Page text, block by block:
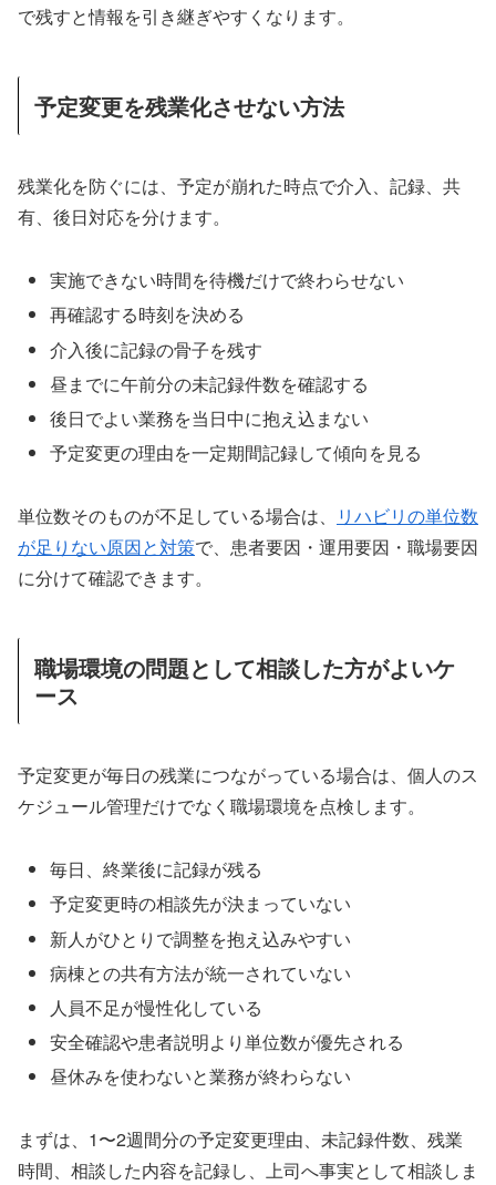
で残すと情報を引き継ぎやすくなります。
予定変更を残業化させない方法
残業化を防ぐには、予定が崩れた時点で介入、記録、共
有、後日対応を分けます。
実施できない時間を待機だけで終わらせない
再確認する時刻を決める
介入後に記録の骨子を残す
昼までに午前分の未記録件数を確認する
後日でよい業務を当日中に抱え込まない
予定変更の理由を一定期間記録して傾向を見る
単位数そのものが不足している場合は、
リハビリの単位数
が足りない原因と対策で、患者要因・運用要因・職場要因
に分けて確認できます。
職場環境の問題として相談した方がよいケ
ース
予定変更が毎日の残業につながっている場合は、個人のス
ケジュール管理だけでなく職場環境を点検します。
毎日、終業後に記録が残る
予定変更時の相談先が決まっていない
新人がひとりで調整を抱え込みやすい
病棟との共有方法が統一されていない
人員不足が慢性化している
安全確認や患者説明より単位数が優先される
昼休みを使わないと業務が終わらない
まずは、1〜2週間分の予定変更理由、未記録件数、残業
時間、相談した内容を記録し、上司へ事実として相談しま